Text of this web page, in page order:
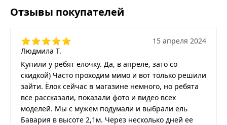
Отзывы покупателей
Людмила Т.
15 апреля 2024
Купили у ребят елочку. Да, в апреле, зато со
скидкой) Часто проходим мимо и вот только решили
зайти. Ёлок сейчас в магазине немного, но ребята
все рассказали, показали фото и видео всех
моделей. Мы с мужем подумали и выбрали ель
Бавария в высоте 2,1м. Через несколько дней ее